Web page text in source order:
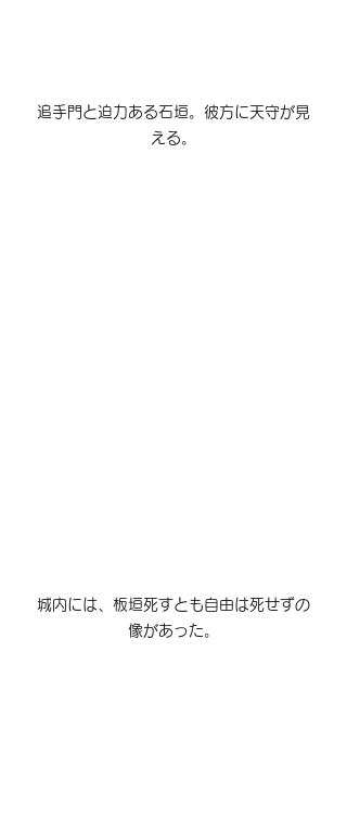
追手門と迫力ある石垣。彼方に天守が見
える。
城内には、板垣死すとも自由は死せずの
像があった。